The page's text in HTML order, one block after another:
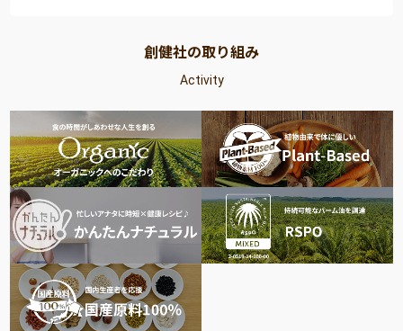
創健社の取り組み
Activity